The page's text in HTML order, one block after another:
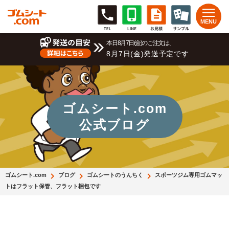
本日8月7日(金)のご注文は、
8月7日(金)発送予定です
ゴムシート.com
公式ブログ
ゴムシート.com ブログ ゴムシートのうんちく
スポーツジム専用ゴムマッ
トはフラット保管、フラット梱包です